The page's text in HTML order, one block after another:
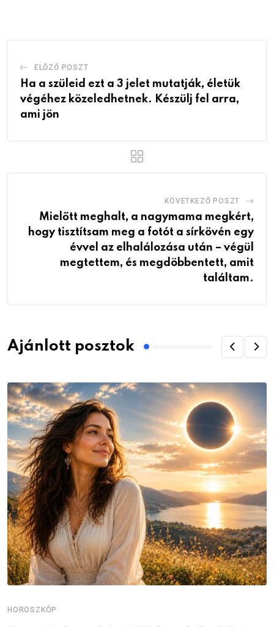
ELŐZŐ POSZT
Ha a szüleid ezt a 3 jelet mutatják, életük
végéhez közeledhetnek. Készülj fel arra,
ami jön
KÖVETKEZŐ POSZT
Mielőtt meghalt, a nagymama megkért,
hogy tisztítsam meg a fotót a sírkövén egy
évvel az elhalálozása után – végül
megtettem, és megdöbbentett, amit
találtam.
Ajánlott posztok
HOROSZKÓP